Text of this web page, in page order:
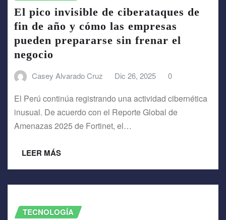
El pico invisible de ciberataques de
fin de año y cómo las empresas
pueden prepararse sin frenar el
negocio
Casey Alvarado Cruz Dic 26, 2025 0
El Perú continúa registrando una actividad cibernética
inusual. De acuerdo con el Reporte Global de
Amenazas 2025 de Fortinet, el…
LEER MÁS
TECNOLOGÍA